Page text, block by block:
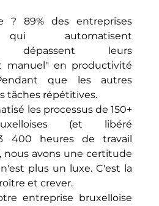
? 89% des entreprises
qui automatisent
dépassent leurs
manuel" en productivité
que les autres
tâches répétitives.
les processus de 150+
(et libéré
400 heures de travail
nous avons une certitude
plus un luxe. C'est la
et crever.
entreprise bruxelloise